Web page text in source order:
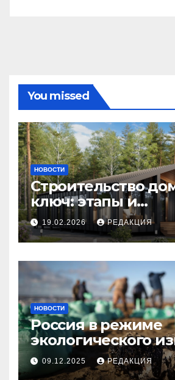
You missed
НОВОСТИ
Строительство
ключ: этапы и
планирование
19.02.2026 РЕДАКЦИЯ
НОВОСТИ
Россия в режиме
экологического
09.12.2025 РЕДАКЦИЯ